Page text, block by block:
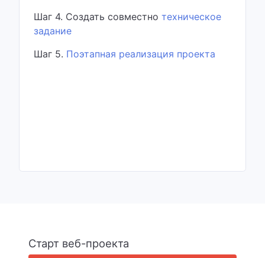
Шаг 4. Создать совместно техническое
задание
Шаг 5. Поэтапная реализация проекта
Старт веб-проекта